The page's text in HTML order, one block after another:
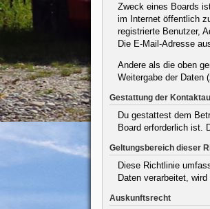
Zweck eines Boards
im Internet öffentlich
registrierte Benutzer,
Die E-Mail-Adresse
Andere als die oben
Weitergabe der Daten
Gestattung der
Du gestattest dem
Board erforderlich ist.
Geltungsbereich dieser
Diese Richtlinie
Daten verarbeitet,
Auskunftsrecht